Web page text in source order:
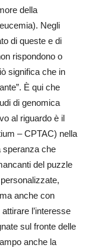
della
Negli
di queste e di
rispondono o
significa che in
È qui che
di genomica
al riguardo è il
– CPTAC) nella
speranza che
del puzzle
anche con
l’interesse
sul fronte delle
anche la